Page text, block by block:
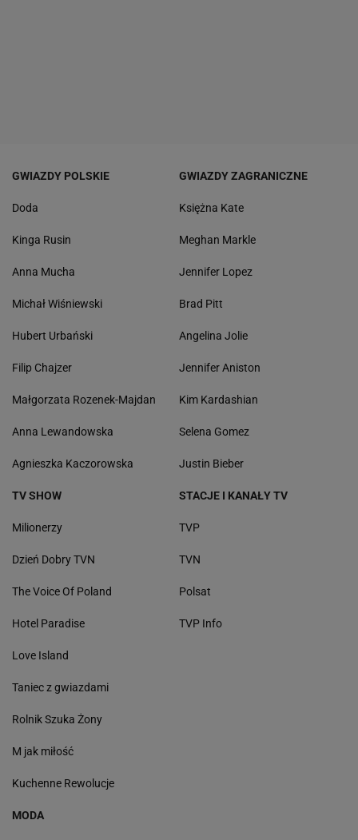
GWIAZDY POLSKIE
Doda
Kinga Rusin
Anna Mucha
Michał Wiśniewski
Hubert Urbański
Filip Chajzer
Małgorzata Rozenek-Majdan
Anna Lewandowska
Agnieszka Kaczorowska
GWIAZDY ZAGRANICZNE
Księżna Kate
Meghan Markle
Jennifer Lopez
Brad Pitt
Angelina Jolie
Jennifer Aniston
Kim Kardashian
Selena Gomez
Justin Bieber
TV SHOW
Milionerzy
Dzień Dobry TVN
The Voice Of Poland
Hotel Paradise
Love Island
Taniec z gwiazdami
Rolnik Szuka Żony
M jak miłość
Kuchenne Rewolucje
STACJE I KANAŁY TV
TVP
TVN
Polsat
TVP Info
MODA